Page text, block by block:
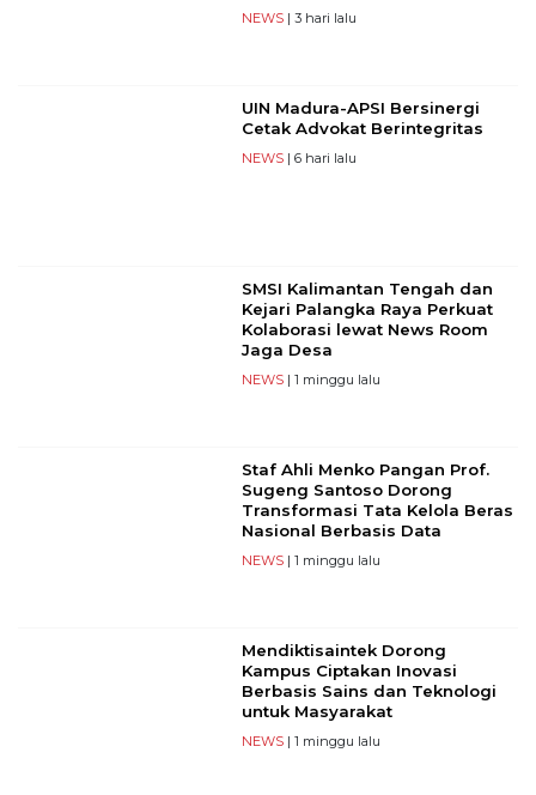
NEWS| 3 hari lalu
UIN Madura-APSI Bersinergi
Cetak Advokat Berintegritas
NEWS| 6 hari lalu
SMSI Kalimantan Tengah dan
Kejari Palangka Raya Perkuat
Kolaborasi lewat News Room
Jaga Desa
NEWS| 1 minggu lalu
Staf Ahli Menko Pangan Prof.
Sugeng Santoso Dorong
Transformasi Tata Kelola Beras
Nasional Berbasis Data
NEWS| 1 minggu lalu
Mendiktisaintek Dorong
Kampus Ciptakan Inovasi
Berbasis Sains dan Teknologi
untuk Masyarakat
NEWS| 1 minggu lalu